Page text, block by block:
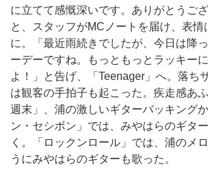
に立てて感慨深いです。ありがとうご
と、スタッフがMCノートを届け、表情
に。「最近雨続きでしたが、今日は降
ーデーですね。もっともっとラッキー
よ！」と告げ、「Teenager」へ。落ち
は観客の手拍子も起こった。疾走感あ
週末」、浦の激しいギターバッキング
ン・セシボン」では、みやはらのギタ
く。「ロックンロール」では、浦のメ
うにみやはらのギターも歌った。